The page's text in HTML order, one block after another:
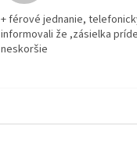
+ férové jednanie,
informovali že ,zásielka príde
neskoršie